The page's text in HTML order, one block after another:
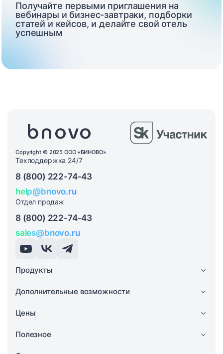
Получайте первыми приглашения на
вебинары и бизнес-завтраки, подборки
статей и кейсов, и делайте свой отель
успешным
Copyright © 2025 ООО «БИНОВО»
Техподдержка 24/7
8 (800) 222-74-43
help@bnovo.ru
Отдел продаж
8 (800) 222-74-43
sales@bnovo.ru
Продукты
Дополнительные возможности
Цены
Полезное